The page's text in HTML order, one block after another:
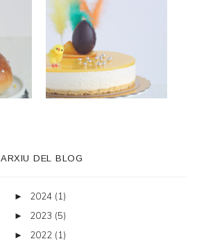
ARXIU DEL BLOG
► 2024 (1)
► 2023 (5)
► 2022 (1)